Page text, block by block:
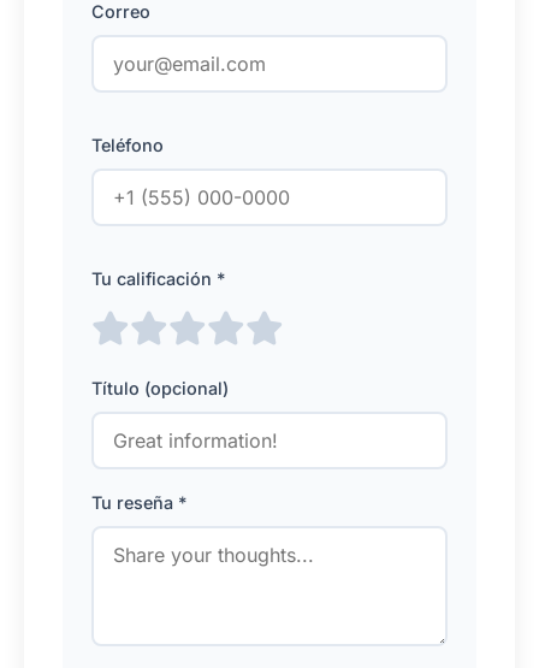
Correo
Teléfono
Tu calificación *
Título (opcional)
Tu reseña *